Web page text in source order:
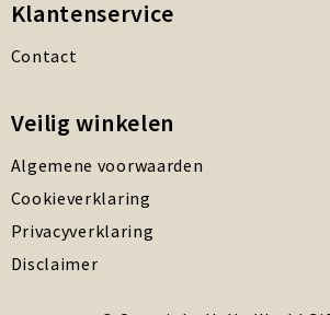
Klantenservice
Contact
Veilig winkelen
Algemene voorwaarden
Cookieverklaring
Privacyverklaring
Disclaimer